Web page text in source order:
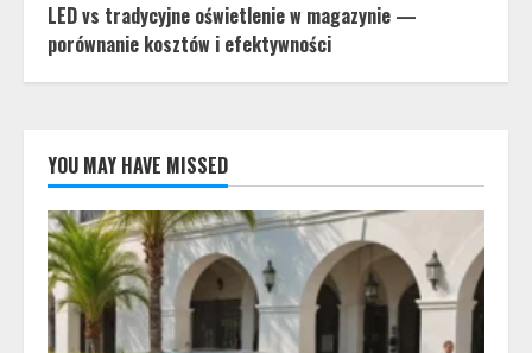
LED vs tradycyjne oświetlenie w magazynie —
porównanie kosztów i efektywności
YOU MAY HAVE MISSED